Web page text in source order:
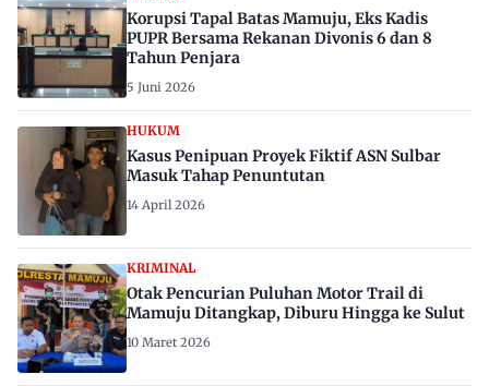
Korupsi Tapal Batas Mamuju, Eks Kadis
PUPR Bersama Rekanan Divonis 6 dan 8
Tahun Penjara
5 Juni 2026
HUKUM
Kasus Penipuan Proyek Fiktif ASN Sulbar
Masuk Tahap Penuntutan
14 April 2026
KRIMINAL
Otak Pencurian Puluhan Motor Trail di
Mamuju Ditangkap, Diburu Hingga ke Sulut
10 Maret 2026